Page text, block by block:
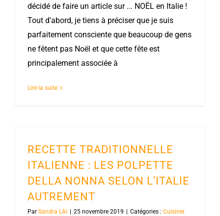
décidé de faire un article sur ... NOËL en Italie !
Tout d'abord, je tiens à préciser que je suis
parfaitement consciente que beaucoup de gens
ne fêtent pas Noël et que cette fête est
principalement associée à
Lire la suite
RECETTE TRADITIONNELLE
ITALIENNE : LES POLPETTE
DELLA NONNA SELON L’ITALIE
AUTREMENT
Par Sandra LAI 25 novembre 2019 Catégories : Cuisiner